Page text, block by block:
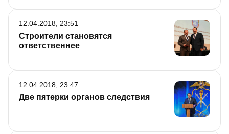
Строители становятся
ответственнее
12.04.2018, 23:51
Две пятерки органов следствия
12.04.2018, 23:47